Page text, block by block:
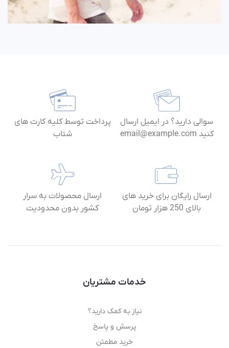
سوالی دارید؟ در ایمیل ارسال
کنید email@example.com
پرداخت توسط کلیه کارت های
شتاب
ارسال رایگان برای خرید های
بالای 250 هزار تومان
ارسال محصولات به سرار
کشور بدون محدودیت
خدمات مشتریان
نیاز به کمک دارید؟
پرسش و پاسخ
خرید مطمئن